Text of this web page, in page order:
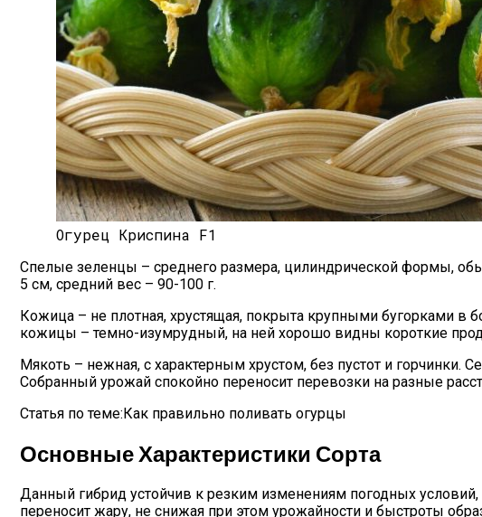
Огурец Криспина F1
Спелые зеленцы – среднего размера, цилиндрической формы,
5 см, средний вес – 90-100 г.
Кожица – не плотная, хрустящая, покрыта крупными бугорками
кожицы – темно-изумрудный, на ней хорошо видны короткие
Мякоть – нежная, с характерным хрустом, без пустот и
Собранный урожай спокойно переносит перевозки на разные
Статья по теме:Как правильно поливать огурцы
Основные Характеристики Сорта
Данный гибрид устойчив к резким изменениям погодных
переносит жару, не снижая при этом урожайности и быстроты